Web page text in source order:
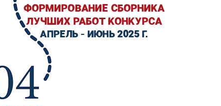
ФОРМИРОВАНИЕ СБОРНИКА
ЛУЧШИХ РАБОТ КОНКУРСА
АПРЕЛЬ - ИЮНЬ 2025 Г.